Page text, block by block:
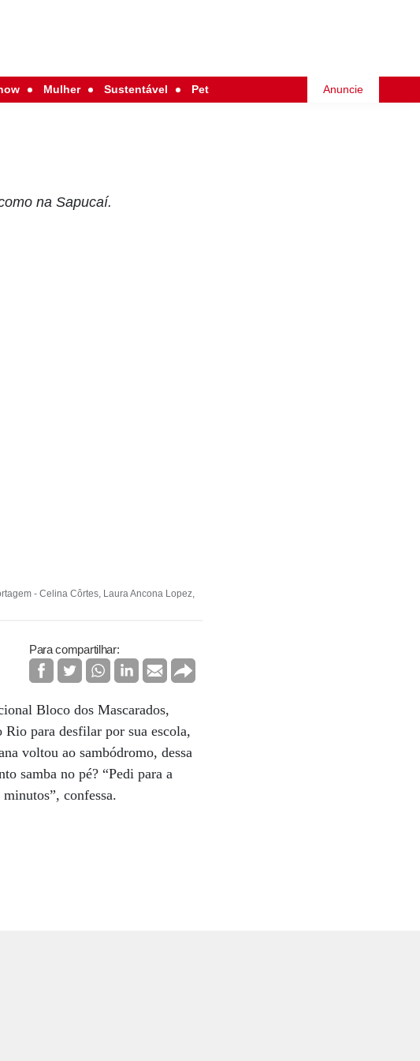
Mulher Sustentável Pet Anuncie
na Sapucaí.
- Celina Côrtes, Laura Ancona Lopez,
Para compartilhar:
Bloco dos Mascarados,
para desfilar por sua escola,
voltou ao sambódromo, dessa
samba no pé? “Pedi para a
confessa.